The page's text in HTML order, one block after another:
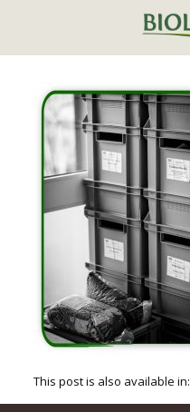
This post is also available in: